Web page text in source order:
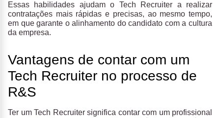
Essas habilidades ajudam o Tech Recruiter a realizar
contratações mais rápidas e precisas, ao mesmo tempo,
em que garante o alinhamento do candidato com a cultura
da empresa.
Vantagens de contar com um
Tech Recruiter no processo de
R&S
Ter um Tech Recruiter significa contar com um profissional